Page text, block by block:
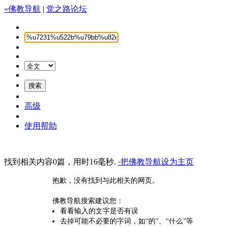
«佛教导航 | 觉之路论坛
高级
使用帮助
找到相关内容0篇，用时16毫秒. ·把佛教导航设为主页
抱歉，没有找到与此相关的网页。
佛教导航搜索建议您：
看看输入的文字是否有误
去掉可能不必要的字词，如“的”、“什么”等